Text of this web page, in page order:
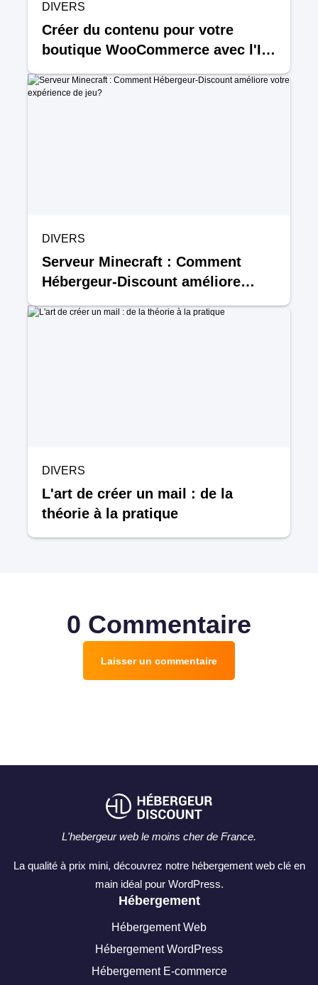
DIVERS
Créer du contenu pour votre
boutique WooCommerce avec l'IA
DIVERS
Serveur Minecraft : Comment
Hébergeur-Discount améliore
DIVERS
L'art de créer un mail : de la
théorie à la pratique
0 Commentaire
Laisser un commentaire
L'hebergeur web le moins cher de France.
La qualité à prix mini, découvrez notre hébergement web clé en
main idéal pour WordPress.
Hébergement
Hébergement Web
Hébergement WordPress
Hébergement E-commerce